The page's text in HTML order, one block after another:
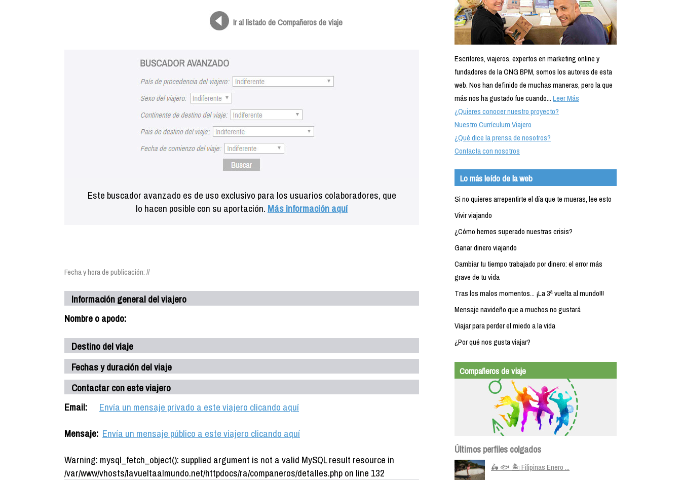
Ir al listado de Compañeros de viaje
Este buscador avanzado es de uso exclusivo para los usuarios colaboradores, que
lo hacen posible con su aportación. Más información aquí
Fecha y hora de publicación: //
Información general del viajero
Nombre o apodo:
Destino del viaje
Fechas y duración del viaje
Contactar con este viajero
Email:
Envía un mensaje privado a este viajero clicando aquí
Mensaje: Envía un mensaje público a este viajero clicando aquí
Warning: mysql_fetch_object(): supplied argument is not a valid MySQL result resource in
/var/www/vhosts/lavueltaalmundo.net/httpdocs/ra/companeros/detalles.php on line 132
Escritores, viajeros, expertos en marketing online y
fundadores de la ONG BPM, somos los autores de esta
web. Nos han definido de muchas maneras, pero la que
más nos ha gustado fue cuando...Leer Más
¿Quieres conocer nuestro proyecto?
Nuestro Currículum Viajero
¿Qué dice la prensa de nosotros?
Contacta con nosotros
Lo más leído de la web
Si no quieres arrepentirte el día que te mueras, lee esto
Vivir viajando
¿Cómo hemos superado nuestras crisis?
Ganar dinero viajando
Cambiar tu tiempo trabajado por dinero: el error más
grave de tu vida
Tras los malos momentos... ¡La 3ª vuelta al mundo!!!
Mensaje navideño que a muchos no gustará
Viajar para perder el miedo a la vida
¿Por qué nos gusta viajar?
Compañeros de viaje
Últimos perfiles colgados
🛵 🐟 🏝️ Filipinas Enero ...